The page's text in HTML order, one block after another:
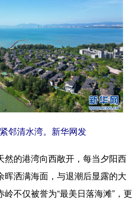
邻清水湾。新华网发
的港湾向西敞开，每当夕阳西
晖洒满海面，与退潮后显露的大
岭不仅被誉为“最美日落海滩”，更